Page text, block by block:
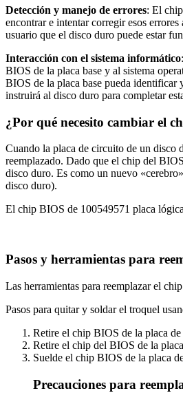
Detección y manejo de errores: El
encontrar e intentar corregir esos
usuario que el disco duro puede estar
Interacción con el sistema informático
BIOS de la placa base y al sistema
BIOS de la placa base pueda identificar
instruirá al disco duro para completar
¿Por qué necesito cambiar el
Cuando la placa de circuito de un disco
reemplazado. Dado que el chip del
disco duro. Es como un nuevo
disco duro).
El chip BIOS de 100549571 placa
Pasos y herramientas para
Las herramientas para reemplazar el
Pasos para quitar y soldar el troquel
Retire el chip BIOS de la placa
Retire el chip del BIOS de la
Suelde el chip BIOS de la placa
Precauciones para